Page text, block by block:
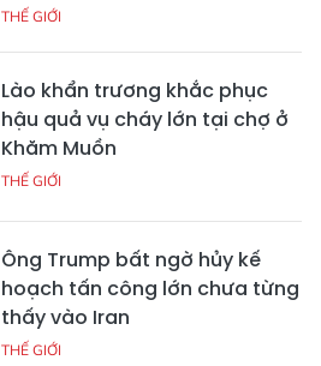
THẾ GIỚI
Lào khẩn trương khắc phục
hậu quả vụ cháy lớn tại chợ ở
Khăm Muồn
THẾ GIỚI
Ông Trump bất ngờ hủy kế
hoạch tấn công lớn chưa từng
thấy vào Iran
THẾ GIỚI